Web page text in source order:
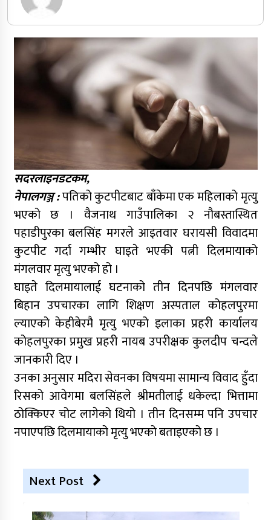
सदरलाइनडटकम,
नेपालगञ्ज :पतिको कुटपीटबाट बाँकेमा एक महिलाको मृत्यु
भएको छ । वैजनाथ गाउँपालिका २ नौबस्तास्थित
पहाडीपुरका बलसिंह मगरले आइतवार घरायसी विवादमा
कुटपीट गर्दा गम्भीर घाइते भएकी पत्नी दिलमायाको
मंगलवार मृत्यु भएको हो ।
घाइते दिलमायालाई घटनाको तीन दिनपछि मंगलवार
बिहान उपचारका लागि शिक्षण अस्पताल कोहलपुरमा
ल्याएको केहीबेरमै मृत्यु भएको इलाका प्रहरी कार्यालय
कोहलपुरका प्रमुख प्रहरी नायब उपरीक्षक कुलदीप चन्दले
जानकारी दिए ।
उनका अनुसार मदिरा सेवनका विषयमा सामान्य विवाद हुँदा
रिसको आवेगमा बलसिंहले श्रीमतीलाई धकेल्दा भित्तामा
ठोक्किएर चोट लागेको थियो । तीन दिनसम्म पनि उपचार
नपाएपछि दिलमायाको मृत्यु भएको बताइएको छ ।
Next Post